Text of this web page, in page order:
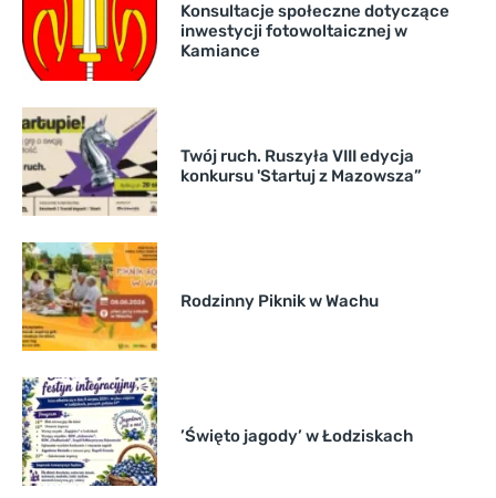
Konsultacje społeczne dotyczące
inwestycji fotowoltaicznej w
Kamiance
Twój ruch. Ruszyła VIII edycja
konkursu 'Startuj z Mazowsza”
Rodzinny Piknik w Wachu
’Święto jagody’ w Łodziskach